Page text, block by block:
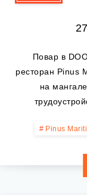
Повар в
ресторан Pinus
на
Pinus